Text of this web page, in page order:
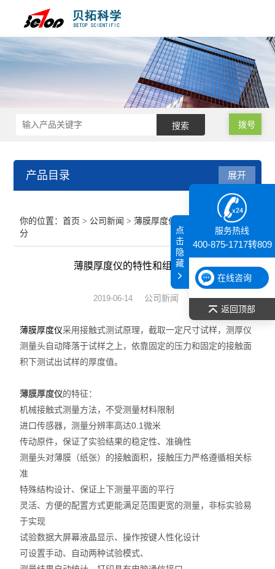
拨号
产品目录
光谱部件及外设
红外光谱（IR、傅立叶）
扫描探针显微镜/原子力
低温恒温器
荧光分光光度计（分子荧光
X射线衍射仪（XRD）
展开
你的位置：首页 > 公司新闻 > 薄膜厚度仪的特性和组成部
分
薄膜厚度仪的特性和组成部分
2019-06-14 公司新闻
薄膜厚度仪采用接触式测试原理，截取一定尺寸试样，测厚仪
测量头自动降落于试样之上，依靠固定的压力和固定的接触面
积下测试出试样的厚度值。
薄膜厚度仪的特征：
机械接触式测量方法，不受测量材料限制
进口传感器，测量分辨率高达0.1微米
传动原件，保证了实验结果的稳定性、准确性
测量头对薄膜（纸张）的接触面积，接触压力严格遵循相关标
准
特殊结构设计、保证上下测量平面的平行
灵活、方便的配置方式更能满足范围更宽的测量，非标实验易
于实现
试验数据大屏幕液晶显示、操作按键人性化设计
可设置手动、自动两种试验模式、
服务热线
400-875-1717转809
在线咨询
返回顶部
点
击
隐
藏